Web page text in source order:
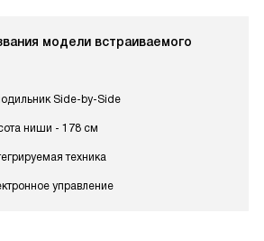
модели встраиваемого
Side-by-Side
ниши - 178 см
техника
управление